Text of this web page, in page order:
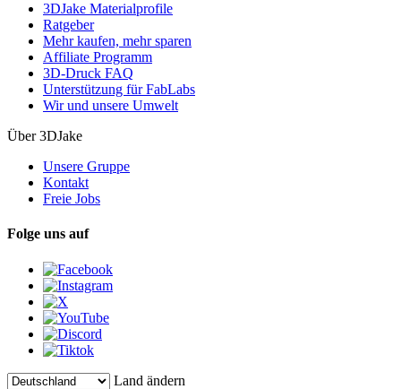
3DJake Materialprofile
Ratgeber
Mehr kaufen, mehr sparen
Affiliate Programm
3D-Druck FAQ
Unterstützung für FabLabs
Wir und unsere Umwelt
Über 3DJake
Unsere Gruppe
Kontakt
Freie Jobs
Folge uns auf
Land ändern